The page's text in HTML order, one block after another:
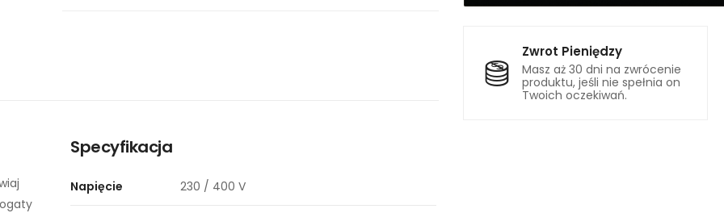
Zwrot Pieniędzy
Masz aż 30 dni na zwrócenie
produktu, jeśli nie spełnia on
Twoich oczekiwań.
Specyfikacja
Napięcie 230 / 400 V